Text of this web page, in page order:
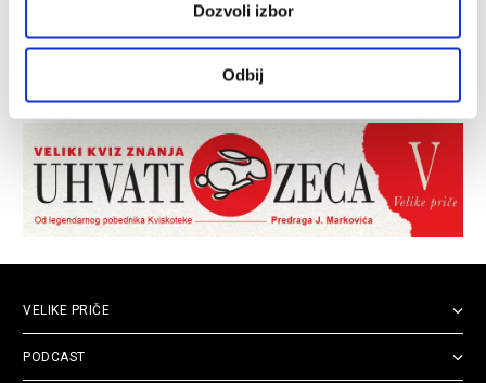
Dozvoli izbor
Odbij
VELIKE PRIČE
PODCAST